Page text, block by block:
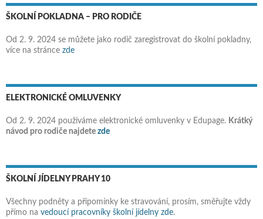
ŠKOLNÍ POKLADNA – PRO RODIČE
Od 2. 9. 2024 se můžete jako rodič zaregistrovat do školní pokladny,
více na stránce zde
ELEKTRONICKÉ OMLUVENKY
Od 2. 9. 2024 používáme elektronické omluvenky v Edupage. Krátký
návod pro rodiče najdete zde
ŠKOLNÍ JÍDELNY PRAHY 10
Všechny podněty a připomínky ke stravování, prosím, směřujte vždy
přímo na vedoucí pracovníky školní jídelny zde.